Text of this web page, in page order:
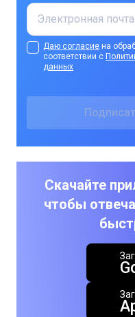
Даю согласие на
соответствии с
данных
Скачайте
чтобы